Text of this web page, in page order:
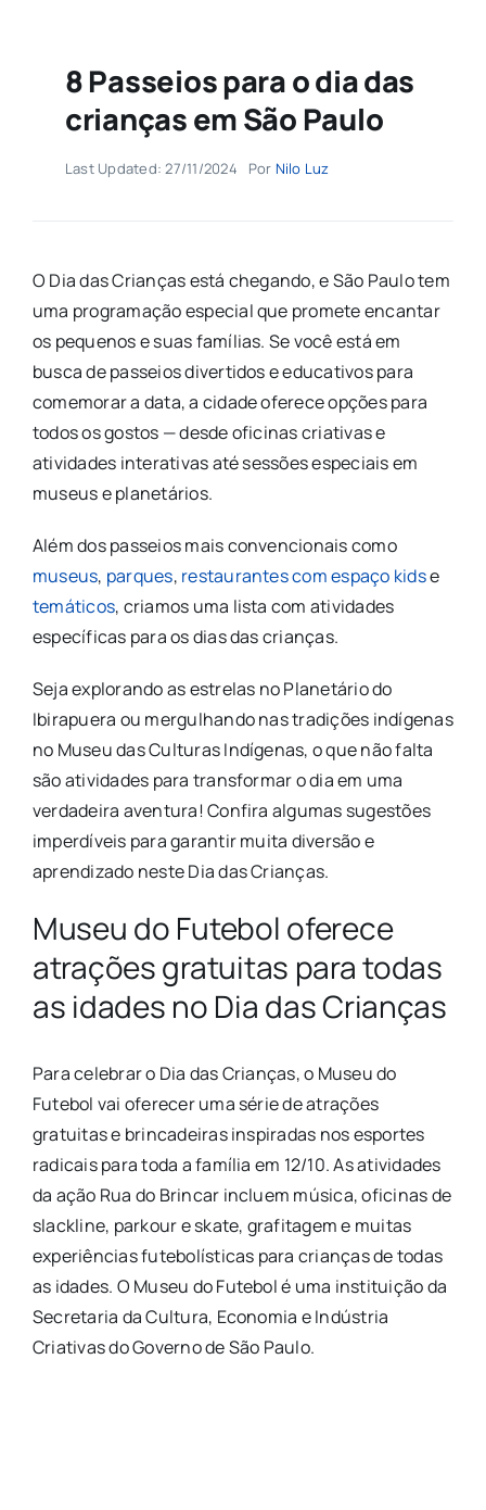
8 Passeios para o dia das
crianças em São Paulo
Last Updated: 27/11/2024 Por Nilo Luz
O Dia das Crianças está chegando, e São Paulo tem
uma programação especial que promete encantar
os pequenos e suas famílias. Se você está em
busca de passeios divertidos e educativos para
comemorar a data, a cidade oferece opções para
todos os gostos — desde oficinas criativas e
atividades interativas até sessões especiais em
museus e planetários.
Além dos passeios mais convencionais como
museus, parques, restaurantes com espaço kidse
temáticos, criamos uma lista com atividades
específicas para os dias das crianças.
Seja explorando as estrelas no Planetário do
Ibirapuera ou mergulhando nas tradições indígenas
no Museu das Culturas Indígenas, o que não falta
são atividades para transformar o dia em uma
verdadeira aventura! Confira algumas sugestões
imperdíveis para garantir muita diversão e
aprendizado neste Dia das Crianças.
Museu do Futebol oferece
atrações gratuitas para todas
as idades no Dia das Crianças
Para celebrar o Dia das Crianças, o Museu do
Futebol vai oferecer uma série de atrações
gratuitas e brincadeiras inspiradas nos esportes
radicais para toda a família em 12/10. As atividades
da ação Rua do Brincar incluem música, oficinas de
slackline, parkour e skate, grafitagem e muitas
experiências futebolísticas para crianças de todas
as idades. O Museu do Futebol é uma instituição da
Secretaria da Cultura, Economia e Indústria
Criativas do Governo de São Paulo.